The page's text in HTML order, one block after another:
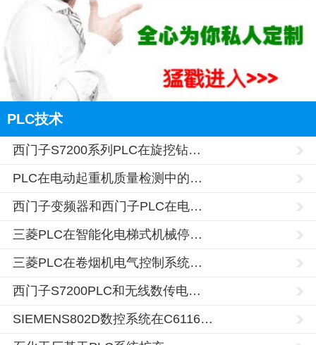
PLC技术
西门子S7200系列PLC在旋挖钻…
PLC在电动起重机质量检测中的…
西门子变频器和西门子PLC在电…
三菱PLC在智能化电梯式机械停…
三菱PLC在卷烟机电气控制系统…
西门子S7200PLC和无线数传电…
SIEMENS802D数控系统在C6116…